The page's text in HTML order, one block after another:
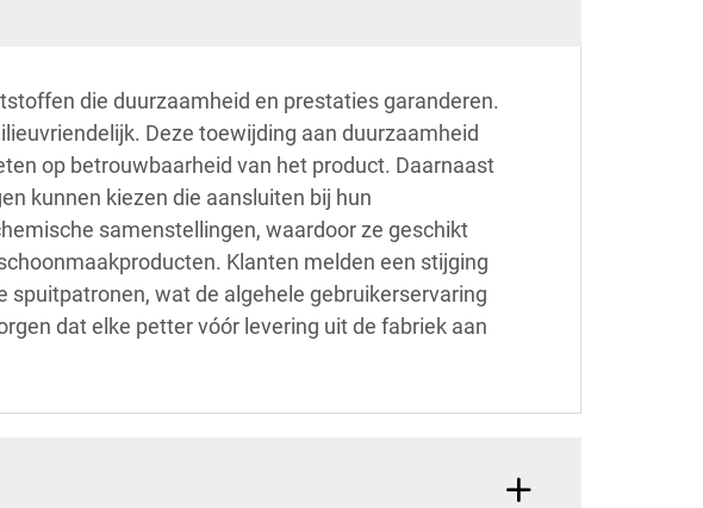
die duurzaamheid en prestaties garanderen.
Deze toewijding aan duurzaamheid
op betrouwbaarheid van het product. Daarnaast
kunnen kiezen die aansluiten bij hun
samenstellingen, waardoor ze geschikt
Klanten melden een stijging
wat de algehele gebruikerservaring
dat elke petter vóór levering uit de fabriek aan